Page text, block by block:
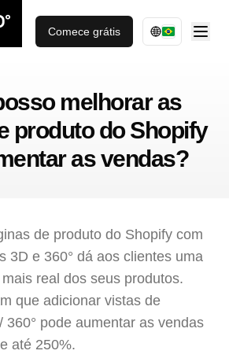
Comece grátis
melhorar as
produto do Shopify
as vendas?
de produto do Shopify com
3D e 360° dá aos clientes uma
real dos seus produtos.
que adicionar vistas de
360° pode aumentar as vendas
até 250%.